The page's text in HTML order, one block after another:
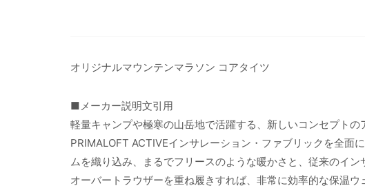
オリジナルマウンテンマラソン コアタイツ
■メーカー説明文引用
軽量キャンプや極寒の山岳地で活躍する、新しいコンセプトの
PRIMALOFT ACTIVEインサレーション・ファブリックを全
ムを織り込み、まるでフリースのような暖かさと、従来のイ
オーバートラウザーを重ね履きすれば、非常に効率的な保温ウ